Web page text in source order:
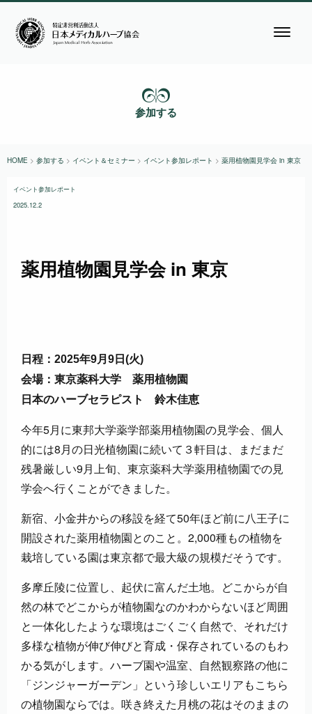
参加する
HOME > 参加する > イベント＆セミナー > イベント参加レポート > 薬用植物園見学会 in 東京
イベント参加レポート
2025.12.2
薬用植物園見学会 in 東京
日程：2025年9月9日(火)
会場：東京薬科大学 薬用植物園
日本のハーブセラピスト 鈴木佳恵
今年5月に東邦大学薬学部薬用植物園の見学会、個人
的には8月の日光植物園に続いて３軒目は、まだまだ
残暑厳しい9月上旬、東京薬科大学薬用植物園での見
学会へ行くことができました。
新宿、小金井からの移設を経て50年ほど前に八王子に
開設された薬用植物園とのこと。2,000種もの植物を
栽培している園は東京都で最大級の規模だそうです。
多摩丘陵に位置し、起伏に富んだ土地。どこからが自
然の林でどこからが植物園なのかわからないほど周囲
と一体化したような環境はごくごく自然で、それだけ
多様な植物が伸び伸びと育成・保存されているのもわ
かる気がします。ハーブ園や温室、自然観察路の他に
「ジンジャーガーデン」という珍しいエリアもこちら
の植物園ならでは。咲き終えた月桃の花はそのままの